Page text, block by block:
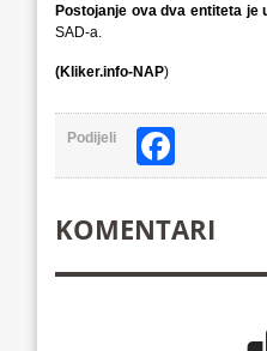
Postojanje ova dva entiteta je
SAD-a.
(Kliker.info-NAP)
Podijeli
KOMENTARI